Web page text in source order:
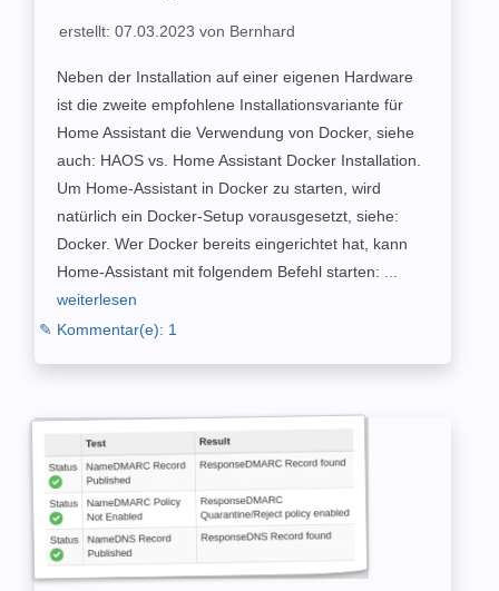
erstellt: 07.03.2023 von Bernhard
Neben der Installation auf einer eigenen Hardware
ist die zweite empfohlene Installationsvariante für
Home Assistant die Verwendung von Docker, siehe
auch: HAOS vs. Home Assistant Docker Installation.
Um Home-Assistant in Docker zu starten, wird
natürlich ein Docker-Setup vorausgesetzt, siehe:
Docker. Wer Docker bereits eingerichtet hat, kann
Home-Assistant mit folgendem Befehl starten:
weiterlesen
✎ Kommentar(e): 1